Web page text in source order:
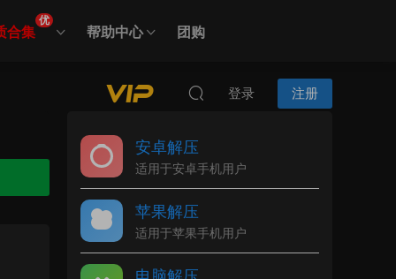
合集
优
帮助中心 团购
登录 注册
安卓解压
适用于安卓手机用户
苹果解压
适用于苹果手机用户